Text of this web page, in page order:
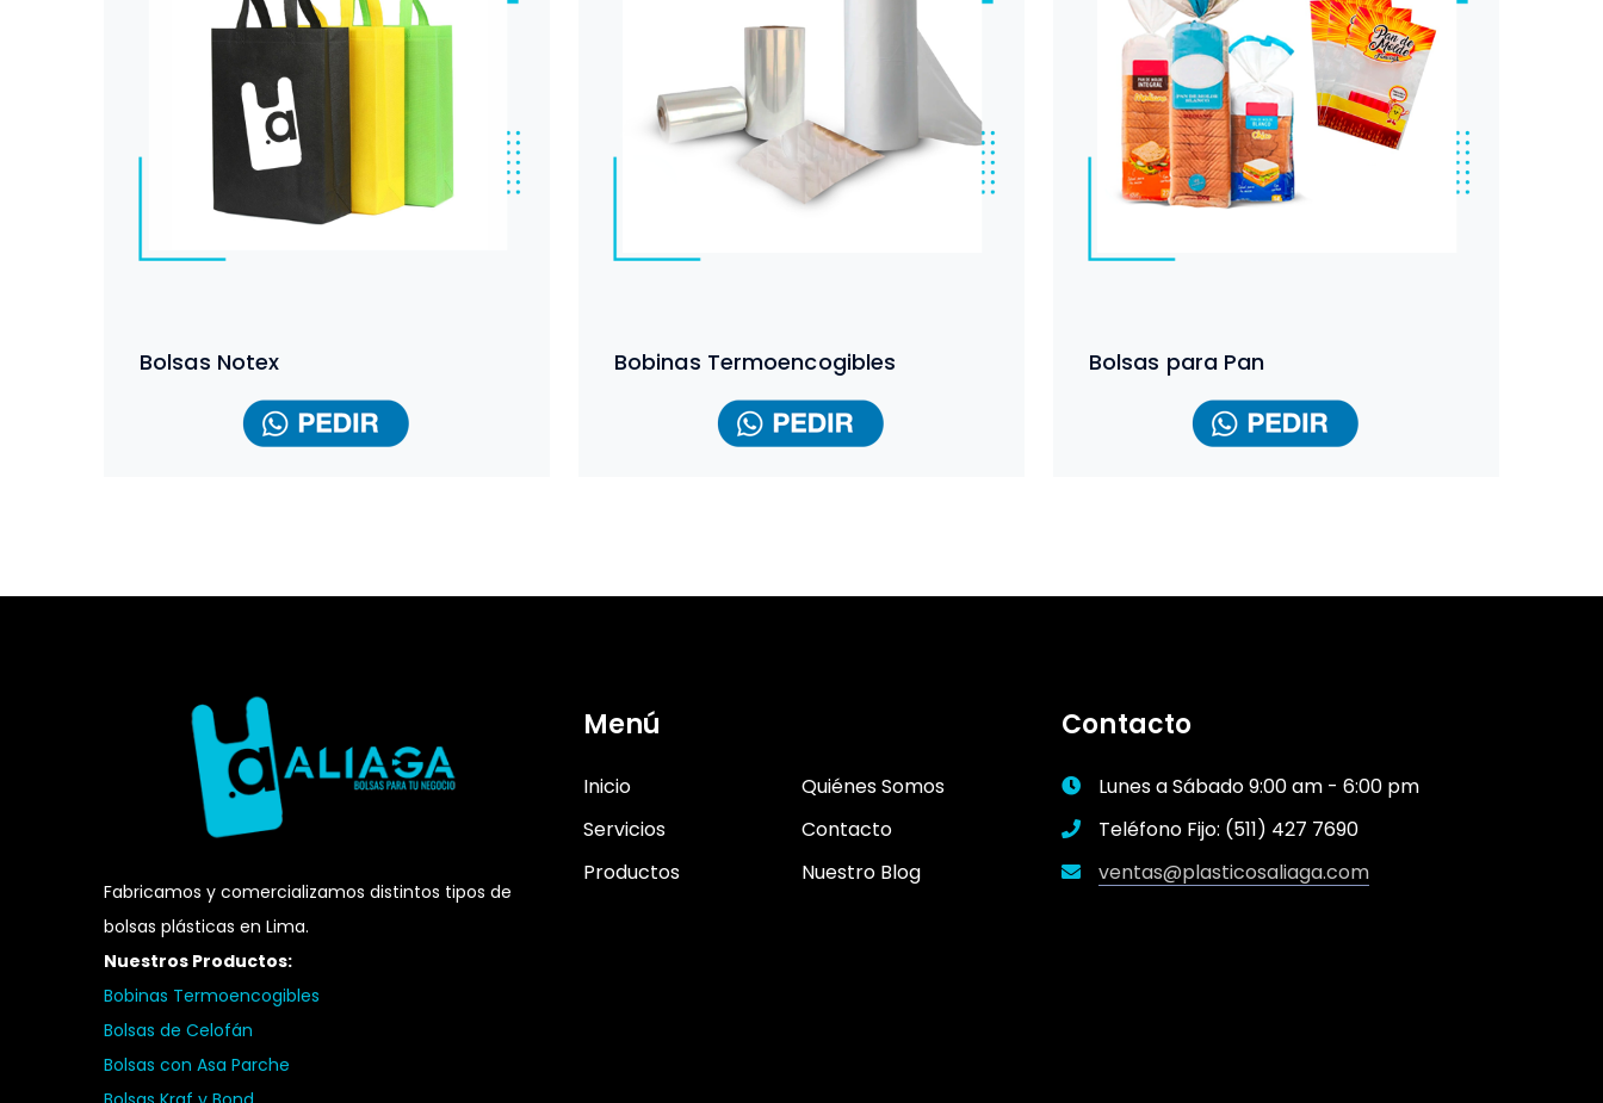
Bolsas Notex Bobinas Termoencogibles Bolsas para Pan
Fabricamos y comercializamos distintos tipos de
bolsas plásticas en Lima.
Nuestros Productos:
Bobinas Termoencogibles
Bolsas de Celofán
Bolsas con Asa Parche
Menú
Inicio
Quiénes Somos
Servicios
Contacto
Productos
Nuestro Blog
Contacto
Lunes a Sábado 9:00 am - 6:00 pm
Teléfono Fijo: (511) 427 7690
ventas@plasticosaliaga.com